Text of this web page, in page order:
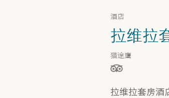
酒店
拉维拉
猫途鹰
星级（按 5 星
拉维拉套房酒